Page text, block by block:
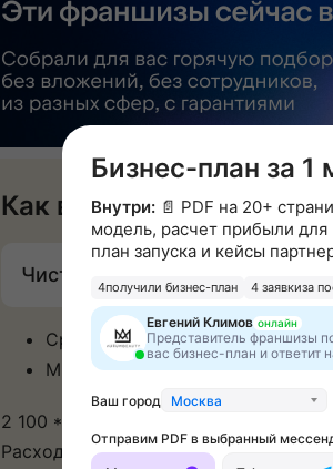
Как вы будете
Чистая прибыль: 180 000 -
Средний чек салона – 2 100
Минимальное количество
2 100 * 800 = 1 680 000 рублей
Расходы:
Бизнес-план за 1
Внутри:📄 PDF на 20+
модель, расчет прибыли для
план запуска и кейсы
4получили бизнес-план 4 заявкиза
Евгений Климов онлайн
Представитель франшизы
вас бизнес-план и ответит
Ваш город Москва
Отправим PDF в выбранный